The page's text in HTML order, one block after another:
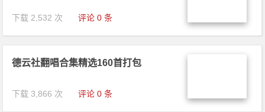
下载 2,532 次 评论 0 条
德云社翻唱合集精选160首打包
下载 3,866 次 评论 0 条